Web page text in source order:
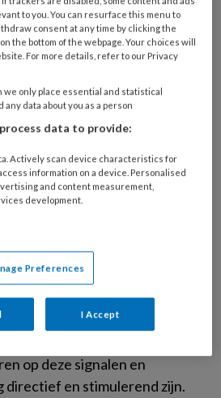
die bij hen rees, was dan
kunnen inzetten in
de kinderen die bij hen zijn
die tot doel heeft de
onderzoek heeft
op basis van Sherborne-
(Ouder Kind Interactie
kinderen
(Bessems,
heeft Bessems (2012)
na OKI-B
op deze signalen en
directief en stimulerend zijn.
to you. You can resurface this menu to
consent at any time by clicking the
the bottom of the webpage. Your choices will
For more details, refer to our Privacy
we only place essential and statistical
data about you as a person
data to provide:
Actively scan device characteristics for
information on a device. Personalised
and content measurement,
development.
Preferences
I Accept